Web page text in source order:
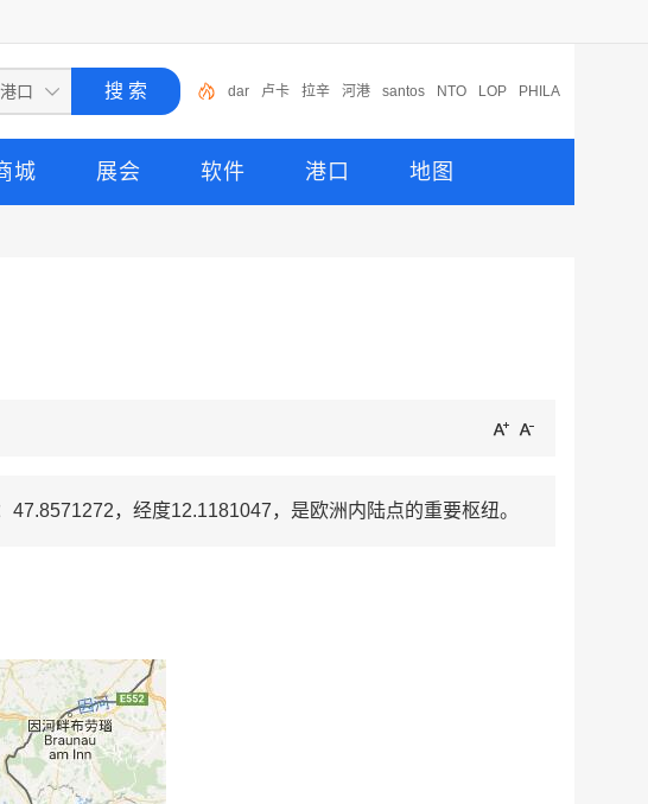
dar 卢卡 拉辛 河港 santos NTO LOP PHILA
CABUC LC
城 展会 软件 港口 地图
，经度12.1181047，是欧洲内陆点的重要枢纽。